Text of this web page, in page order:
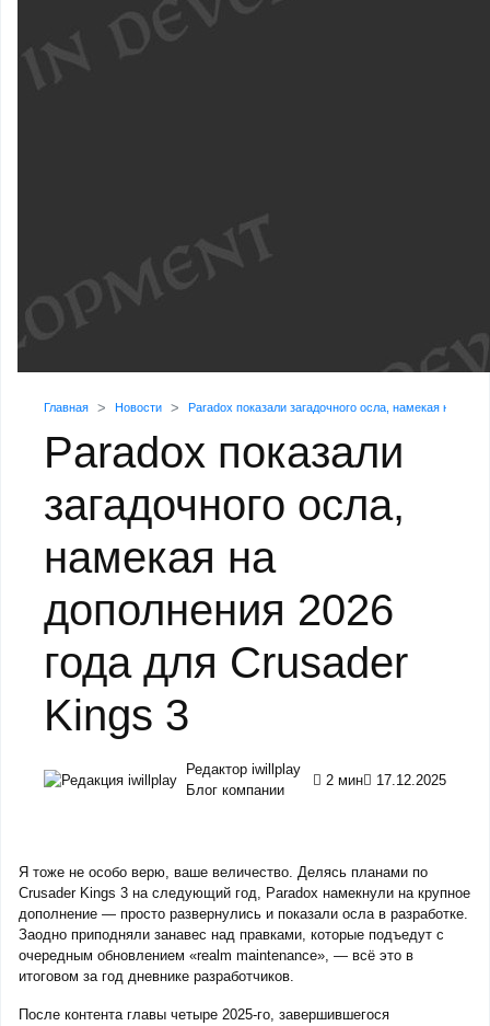
Главная Новости Paradox показали загадочного осла, намекая на
Paradox показали
загадочного осла,
намекая на
дополнения 2026
года для Crusader
Kings 3
Редактор iwillplay
Блог компании
2 мин 17.12.2025
Я тоже не особо верю, ваше величество. Делясь планами по
Crusader Kings 3 на следующий год, Paradox намекнули на крупное
дополнение — просто развернулись и показали осла в разработке.
Заодно приподняли занавес над правками, которые подъедут с
очередным обновлением «realm maintenance», — всё это в
итоговом за год дневнике разработчиков.
После контента главы четыре 2025-го, завершившегося